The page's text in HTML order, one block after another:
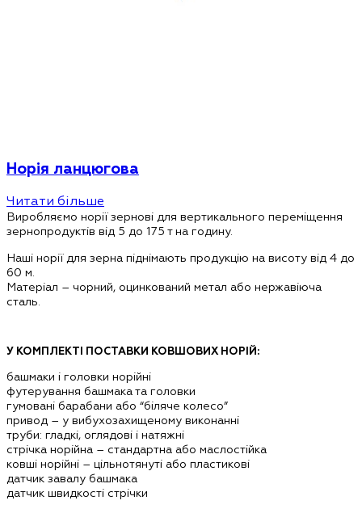
Норія ланцюгова
Читати більше
Виробляємо норії зернові для вертикального переміщення
зернопродуктів від 5 до 175 т на годину.
Наші норії для зерна піднімають продукцію на висоту від 4 до
60 м
Матеріал – чорний, оцинкований метал або нержавіюча
сталь.
У КОМПЛЕКТІ ПОСТАВКИ КОВШОВИХ НОРІЙ:
башмаки і головки норійні
футерування башмака та головки
гумовані барабани або “біляче колесо”
привод – у вибухозахищеному виконанні
труби: гладкі, оглядові і натяжні
стрічка норійна – стандартна або маслостійка
ковші норійні – цільнотянуті або пластикові
датчик завалу башмака
датчик швидкості стрічки